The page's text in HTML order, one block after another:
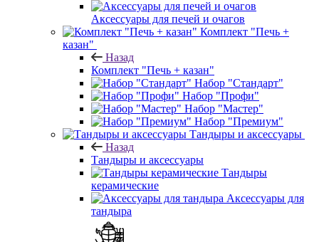
Аксессуары для печей и очагов
Комплект "Печь +
казан"
Назад
Комплект "Печь + казан"
Набор "Стандарт"
Набор "Профи"
Набор "Мастер"
Набор "Премиум"
Тандыры и аксессуары
Назад
Тандыры и аксессуары
Тандыры
керамические
Аксессуары для
тандыра